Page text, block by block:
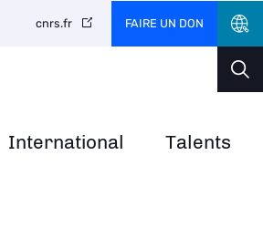
International Talents
cnrs.fr FAIRE UN DON